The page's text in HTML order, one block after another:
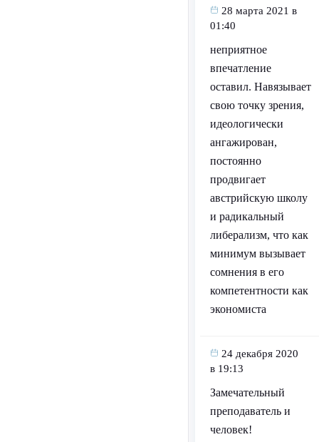
28 марта 2021 в
01:40
неприятное
впечатление
оставил. Навязывает
свою точку зрения,
идеологически
ангажирован,
постоянно
продвигает
австрийскую школу
и радикальный
либерализм, что как
минимум вызывает
сомнения в его
компетентности как
экономиста
24 декабря 2020
в 19:13
Замечательный
преподаватель и
человек!